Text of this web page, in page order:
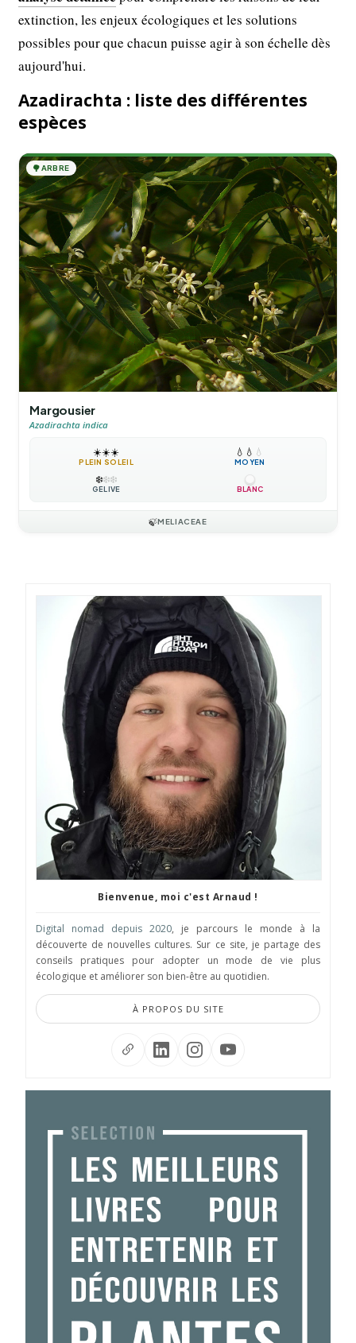
extinction, les enjeux écologiques et les solutions
possibles pour que chacun puisse agir à son échelle dès
aujourd'hui.
Azadirachta : liste des différentes
espèces
🌳ARBRE
Margousier
Azadirachta indica
☀️☀️☀️
PLEIN SOLEIL
💧 💧 💧
MOYEN
❄️❄️❄️
GÉLIVE BLANC
🍃MELIACEAE
Bienvenue, moi c'est Arnaud !
Digital nomad depuis 2020, je parcours le monde à la
découverte de nouvelles cultures. Sur ce site, je partage des
conseils pratiques pour adopter un mode de vie plus
écologique et améliorer son bien-être au quotidien.
À PROPOS DU SITE